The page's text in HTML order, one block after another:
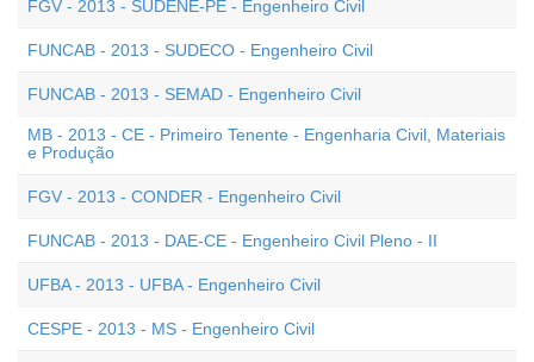
FGV - 2013 - SUDENE-PE - Engenheiro Civil
FUNCAB - 2013 - SUDECO - Engenheiro Civil
FUNCAB - 2013 - SEMAD - Engenheiro Civil
MB - 2013 - CE - Primeiro Tenente - Engenharia Civil, Materiais
e Produção
FGV - 2013 - CONDER - Engenheiro Civil
FUNCAB - 2013 - DAE-CE - Engenheiro Civil Pleno - II
UFBA - 2013 - UFBA - Engenheiro Civil
CESPE - 2013 - MS - Engenheiro Civil